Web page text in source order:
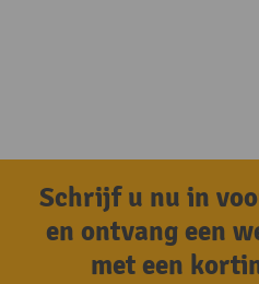
Schrijf u nu in
en ontvang een
met een